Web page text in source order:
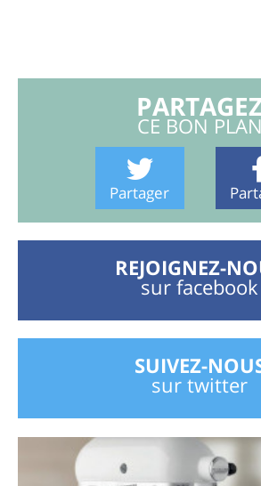
CE BON PLAN
Partager
REJOIGNEZ-
sur facebook
SUIVEZ-
sur twitter